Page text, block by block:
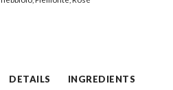
DETAILS INGREDIENTS